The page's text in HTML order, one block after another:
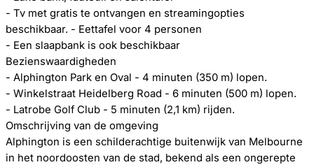
- Tv met gratis te ontvangen en streamingopties
beschikbaar. - Eettafel voor 4 personen
- Een slaapbank is ook beschikbaar
Bezienswaardigheden
- Alphington Park en Oval - 4 minuten (350 m) lopen.
- Winkelstraat Heidelberg Road - 6 minuten (500 m) lopen.
- Latrobe Golf Club - 5 minuten (2,1 km) rijden.
Omschrijving van de omgeving
Alphington is een schilderachtige buitenwijk van Melbourne
in het noordoosten van de stad, bekend als een ongerepte